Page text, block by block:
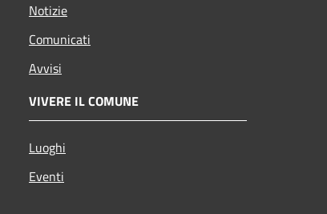
Notizie
Comunicati
Avvisi
VIVERE IL COMUNE
Luoghi
Eventi